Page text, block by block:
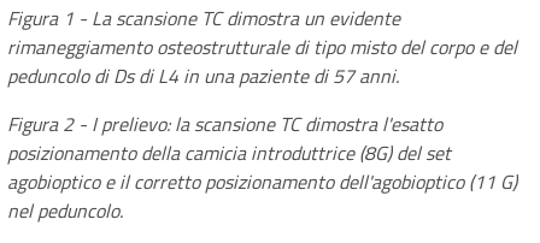
Figura 1 - La scansione TC dimostra un evidente
rimaneggiamento osteostrutturale di tipo misto del corpo e del
peduncolo di Ds di L4 in una paziente di 57 anni.
Figura 2 - I prelievo: la scansione TC dimostra l'esatto
posizionamento della camicia introduttrice (8G) del set
agobioptico e il corretto posizionamento dell'agobioptico (11 G)
nel peduncolo.